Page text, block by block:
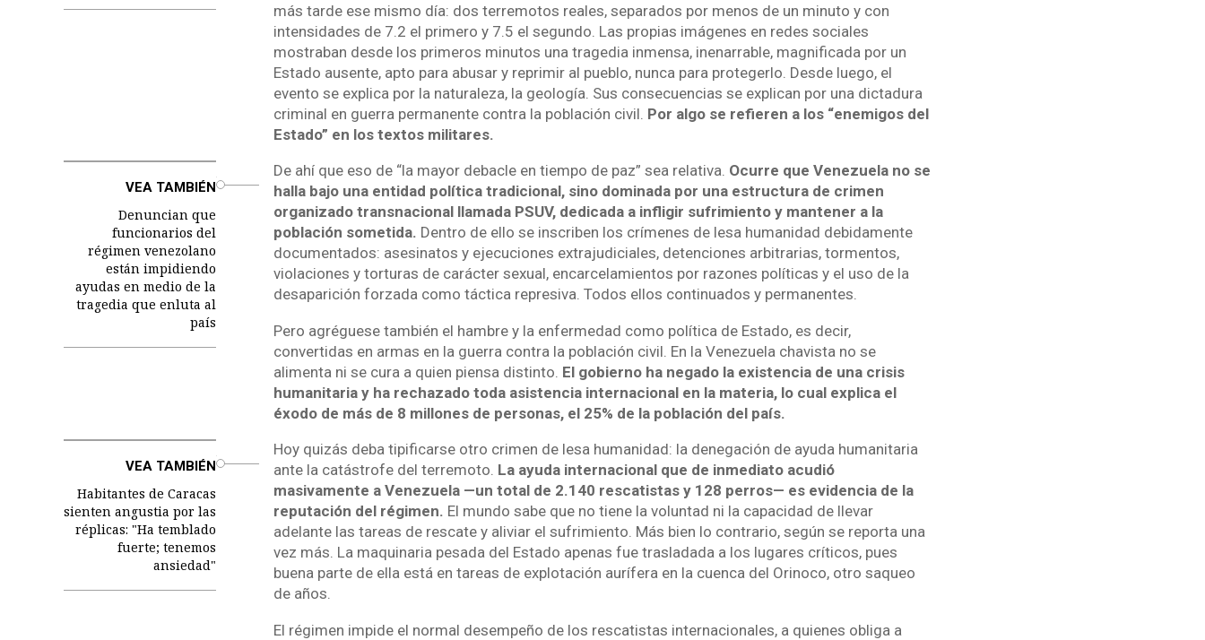
más tarde ese mismo día: dos terremotos reales, separados por menos de un minuto y con
intensidades de 7.2 el primero y 7.5 el segundo. Las propias imágenes en redes sociales
mostraban desde los primeros minutos una tragedia inmensa, inenarrable, magnificada por un
Estado ausente, apto para abusar y reprimir al pueblo, nunca para protegerlo. Desde luego, el
evento se explica por la naturaleza, la geología. Sus consecuencias se explican por una dictadura
criminal en guerra permanente contra la población civil. Por algo se refieren a los “enemigos del
Estado” en los textos militares.
VEA TAMBIÉN
Denuncian que
funcionarios del
régimen venezolano
están impidiendo
ayudas en medio de la
tragedia que enluta al
país
De ahí que eso de “la mayor debacle en tiempo de paz” sea relativa. Ocurre que Venezuela no se
halla bajo una entidad política tradicional, sino dominada por una estructura de crimen
organizado transnacional llamada PSUV, dedicada a infligir sufrimiento y mantener a la
población sometida. Dentro de ello se inscriben los crímenes de lesa humanidad debidamente
documentados: asesinatos y ejecuciones extrajudiciales, detenciones arbitrarias, tormentos,
violaciones y torturas de carácter sexual, encarcelamientos por razones políticas y el uso de la
desaparición forzada como táctica represiva. Todos ellos continuados y permanentes.
Pero agréguese también el hambre y la enfermedad como política de Estado, es decir,
convertidas en armas en la guerra contra la población civil. En la Venezuela chavista no se
alimenta ni se cura a quien piensa distinto. El gobierno ha negado la existencia de una crisis
humanitaria y ha rechazado toda asistencia internacional en la materia, lo cual explica el
éxodo de más de 8 millones de personas, el 25% de la población del país.
VEA TAMBIÉN
Habitantes de Caracas
sienten angustia por las
réplicas: "Ha temblado
fuerte; tenemos
ansiedad"
Hoy quizás deba tipificarse otro crimen de lesa humanidad: la denegación de ayuda humanitaria
ante la catástrofe del terremoto. La ayuda internacional que de inmediato acudió
masivamente a Venezuela —un total de 2.140 rescatistas y 128 perros— es evidencia de la
reputación del régimen. El mundo sabe que no tiene la voluntad ni la capacidad de llevar
adelante las tareas de rescate y aliviar el sufrimiento. Más bien lo contrario, según se reporta una
vez más. La maquinaria pesada del Estado apenas fue trasladada a los lugares críticos, pues
buena parte de ella está en tareas de explotación aurífera en la cuenca del Orinoco, otro saqueo
de años.
El régimen impide el normal desempeño de los rescatistas internacionales, a quienes obliga a